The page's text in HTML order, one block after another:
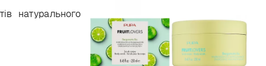
натурального